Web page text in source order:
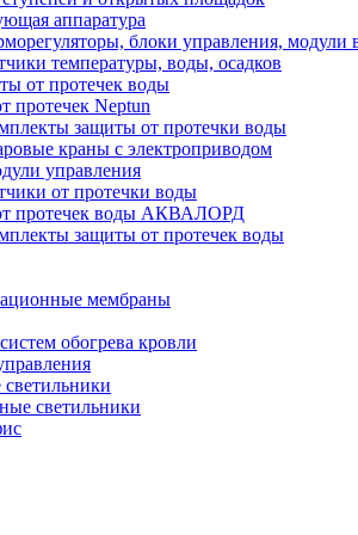
аппаратура
блоки управления, модули
температуры, воды, осадков
от протечек воды
протечек Neptun
защиты от протечки воды
краны с электроприводом
управления
от протечки воды
протечек воды АКВАЛОРД
защиты от протечек воды
мембраны
обогрева кровли
светильники